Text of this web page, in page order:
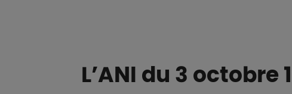
L’ANI du 3 octobre